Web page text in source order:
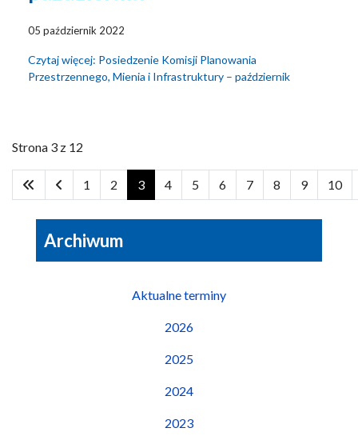
05 październik 2022
Czytaj więcej: Posiedzenie Komisji Planowania
Przestrzennego, Mienia i Infrastruktury – październik
Strona 3 z 12
1 2 3 4 5 6 7 8 9 10
Archiwum
Aktualne terminy
2026
2025
2024
2023